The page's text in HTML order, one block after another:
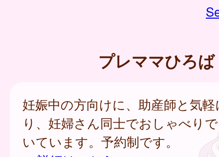
プレママひろば
妊娠中の方向けに、助産師と気
り、妊婦さん同士でおしゃべり
いています。予約制です。